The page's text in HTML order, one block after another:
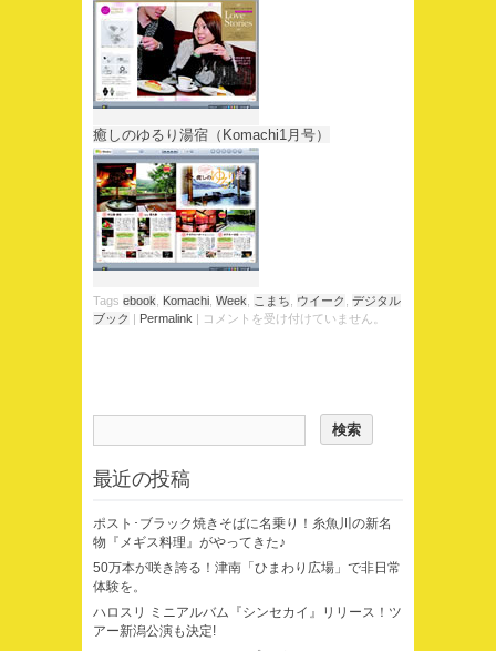
癒しのゆるり湯宿（Komachi1月号）
Tags ebook Komachi Week こまち ウイーク
デジタル
ブック | Permalink | コメントを受け付けていません。
最近の投稿
ポスト･ブラック焼きそばに名乗り！糸魚川の新名
物『メギス料理』がやってきた♪
50万本が咲き誇る！津南「ひまわり広場」で非日常
体験を。
ハロスリ ミニアルバム『シンセカイ』リリース！ツ
アー新潟公演も決定!